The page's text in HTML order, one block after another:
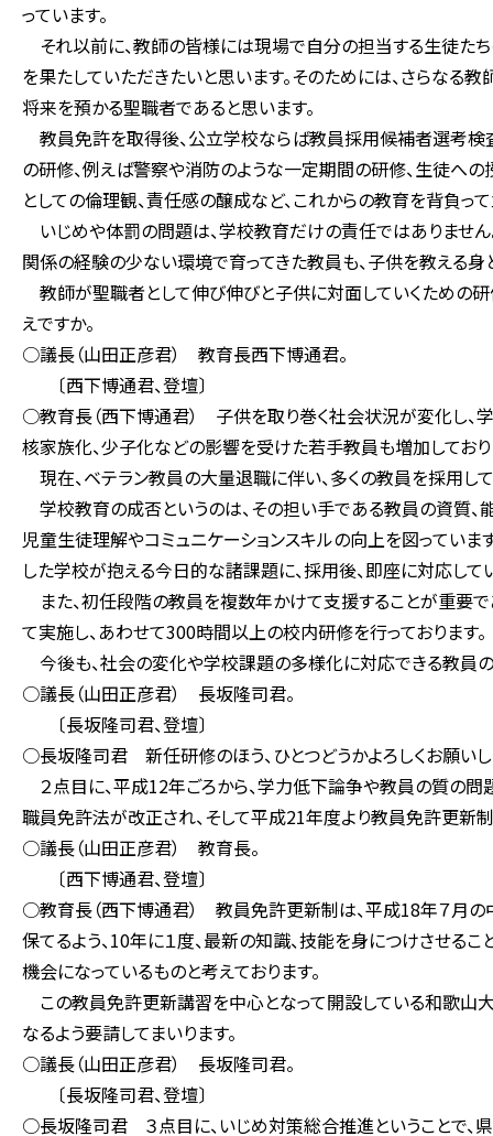
っています。
それ以前に、教師の皆様には現場で自分の担当する生徒た
を果たしていただきたいと思います。そのためには、さらなる
将来を預かる聖職者であると思います。
教員免許を取得後、公立学校ならば教員採用候補者選考検
の研修、例えば警察や消防のような一定期間の研修、生徒への
としての倫理観、責任感の醸成など、これからの教育を背負
いじめや体罰の問題は、学校教育だけの責任ではありませ
関係の経験の少ない環境で育ってきた教員も、子供を教える身
教師が聖職者として伸び伸びと子供に対面していくための
えですか。
○議長（山田正彦君） 教育長西下博通君。
〔西下博通君、登壇〕
○教育長（西下博通君） 子供を取り巻く社会状況が変化し、学
核家族化、少子化などの影響を受けた若手教員も増加しており
現在、ベテラン教員の大量退職に伴い、多くの教員を採用し
学校教育の成否というのは、その担い手である教員の資質、
児童生徒理解やコミュニケーションスキルの向上を図ってい
した学校が抱える今日的な諸課題に、採用後、即座に対応して
また、初任段階の教員を複数年かけて支援することが重要
て実施し、あわせて300時間以上の校内研修を行っております。
今後も、社会の変化や学校課題の多様化に対応できる教員の
○議長（山田正彦君） 長坂隆司君。
〔長坂隆司君、登壇〕
○長坂隆司君 新任研修のほう、ひとつどうかよろしくお願いし
２点目に、平成12年ごろから、学力低下論争や教員の質の問
職員免許法が改正され、そして平成21年度より教員免許更新
○議長（山田正彦君） 教育長。
〔西下博通君、登壇〕
○教育長（西下博通君） 教員免許更新制は、平成18年７月
保てるよう、10年に１度、最新の知識、技能を身につけさせる
機会になっているものと考えております。
この教員免許更新講習を中心となって開設している和歌山
なるよう要請してまいります。
○議長（山田正彦君） 長坂隆司君。
〔長坂隆司君、登壇〕
○長坂隆司君 ３点目に、いじめ対策総合推進ということで、